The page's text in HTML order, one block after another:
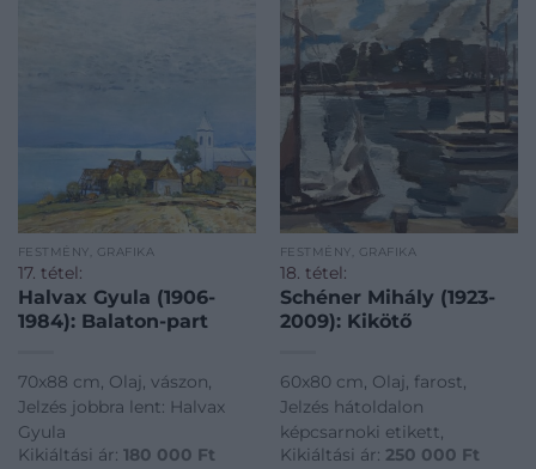
FESTMÉNY, GRAFIKA
17. tétel:
Halvax Gyula (1906-
1984): Balaton-part
70x88 cm, Olaj, vászon,
Jelzés jobbra lent: Halvax
Gyula
Kikiáltási ár: 180 000 Ft
FESTMÉNY, GRAFIKA
18. tétel:
Schéner Mihály (1923-
2009): Kikötő
60x80 cm, Olaj, farost,
Jelzés hátoldalon
képcsarnoki etikett,
Kikiáltási ár: 250 000 Ft